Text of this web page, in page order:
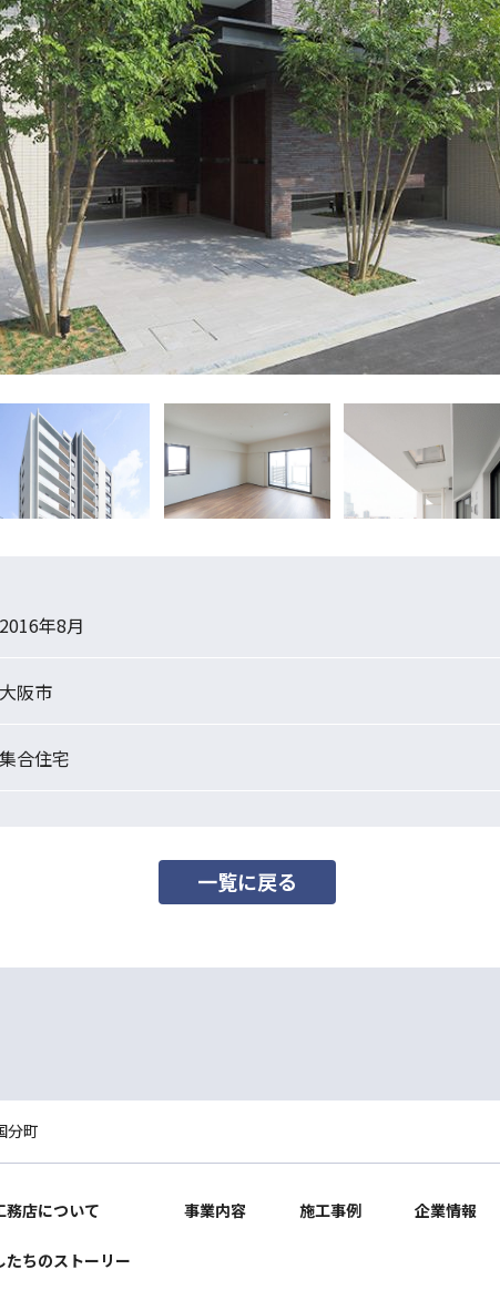
2016年8月
大阪市
集合住宅
一覧に戻る
分町
務店について
たちのストーリー
事業内容 施工事例 企業情報